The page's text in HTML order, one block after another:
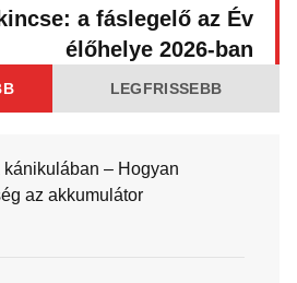
a fáslegelő az Év
élőhelye 2026-ban
LEGFRISSEBB
kánikulában – Hogyan
az akkumulátor